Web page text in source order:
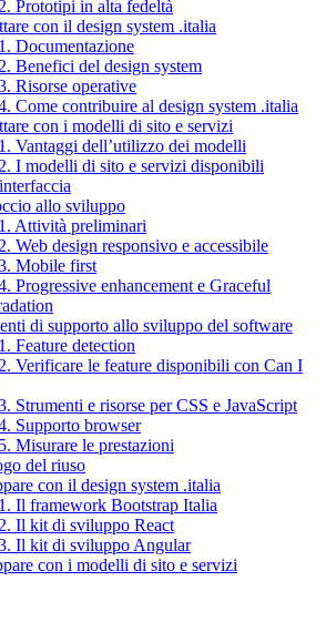
Prototipi in alta fedeltà
con il design system .italia
Documentazione
Benefici del design system
Risorse operative
Come contribuire al design system .italia
con i modelli di sito e servizi
Vantaggi dell’utilizzo dei modelli
I modelli di sito e servizi disponibili
allo sviluppo
Attività preliminari
Web design responsivo e accessibile
Mobile first
Progressive enhancement e Graceful
di supporto allo sviluppo del software
Feature detection
Verificare le feature disponibili con Can I
Strumenti e risorse per CSS e JavaScript
Supporto browser
Misurare le prestazioni
del riuso
con il design system .italia
Il framework Bootstrap Italia
Il kit di sviluppo React
Il kit di sviluppo Angular
con i modelli di sito e servizi